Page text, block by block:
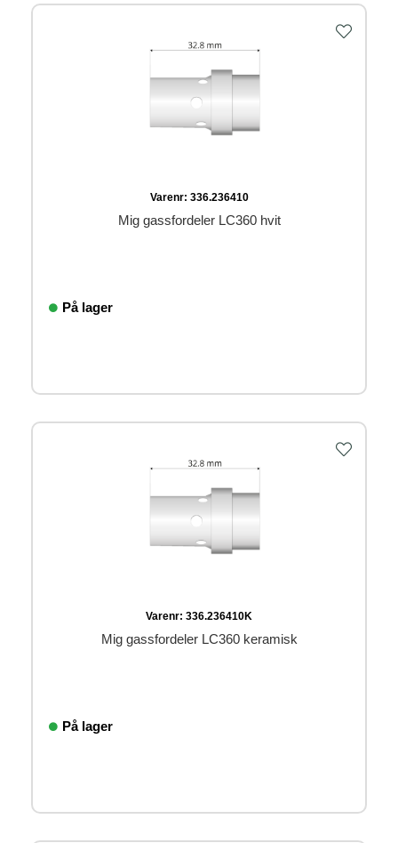
Varenr: 336.236410
Mig gassfordeler LC360 hvit
På lager
Varenr: 336.236410K
Mig gassfordeler LC360 keramisk
På lager